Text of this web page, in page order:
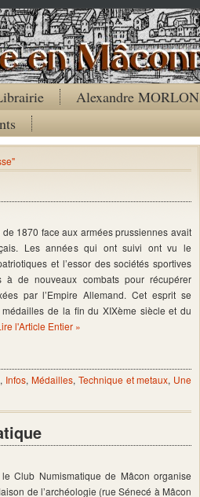
Alexandre MORLON
1870 face aux armées prussiennes avait
Les années qui ont suivi ont vu le
et l’essor des sociétés sportives
de nouveaux combats pour récupérer
par l’Empire Allemand. Cet esprit se
de la fin du XIXème siècle et du
l'Article Entier »
, Infos, Médailles, Technique et metaux, Une
Club Numismatique de Mâcon organise
de l’archéologie (rue Sénecé à Mâcon